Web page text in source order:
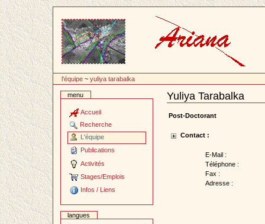
contenu
l'équipe ~yuliya tarabalka
menu
Accueil
Recherche
L'équipe
Publications
Activités
Stages/Emplois
Infos / Liens
langues
Yuliya Tarabalka
Document
Actions
Post-Doctorant
Contact :
E-Mail :
Téléphone :
Fax :
Adresse :